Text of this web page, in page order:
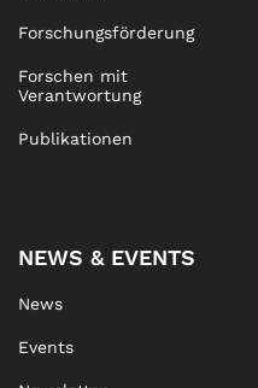
Forschungsförderung
Forschen mit
Verantwortung
Publikationen
NEWS & EVENTS
News
Events